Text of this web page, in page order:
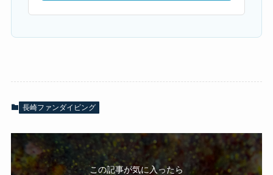
長崎ファンダイビング
この記事が気に入ったら